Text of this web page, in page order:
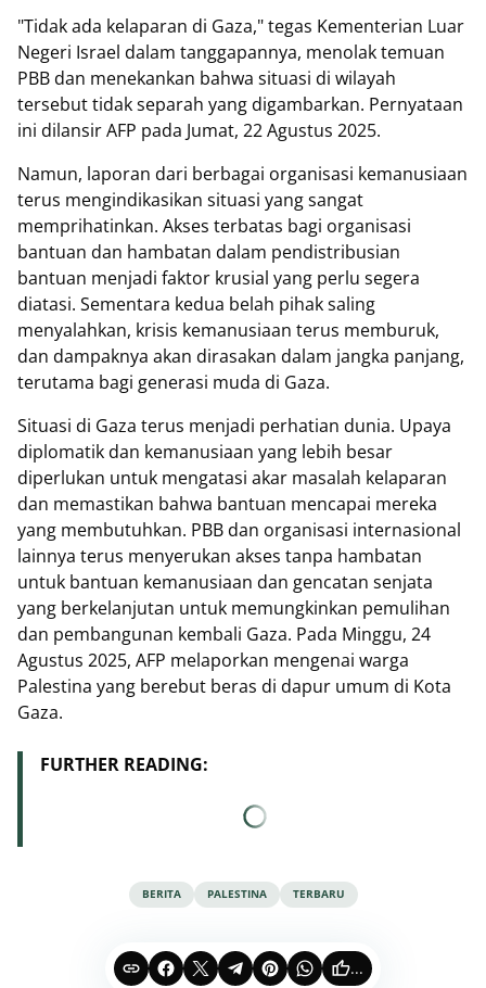
"Tidak ada kelaparan di Gaza," tegas Kementerian Luar
Negeri Israel dalam tanggapannya, menolak temuan
PBB dan menekankan bahwa situasi di wilayah
tersebut tidak separah yang digambarkan. Pernyataan
ini dilansir AFP pada Jumat, 22 Agustus 2025.
Namun, laporan dari berbagai organisasi kemanusiaan
terus mengindikasikan situasi yang sangat
memprihatinkan. Akses terbatas bagi organisasi
bantuan dan hambatan dalam pendistribusian
bantuan menjadi faktor krusial yang perlu segera
diatasi. Sementara kedua belah pihak saling
menyalahkan, krisis kemanusiaan terus memburuk,
dan dampaknya akan dirasakan dalam jangka panjang,
terutama bagi generasi muda di Gaza.
Situasi di Gaza terus menjadi perhatian dunia. Upaya
diplomatik dan kemanusiaan yang lebih besar
diperlukan untuk mengatasi akar masalah kelaparan
dan memastikan bahwa bantuan mencapai mereka
yang membutuhkan. PBB dan organisasi internasional
lainnya terus menyerukan akses tanpa hambatan
untuk bantuan kemanusiaan dan gencatan senjata
yang berkelanjutan untuk memungkinkan pemulihan
dan pembangunan kembali Gaza. Pada Minggu, 24
Agustus 2025, AFP melaporkan mengenai warga
Palestina yang berebut beras di dapur umum di Kota
Gaza.
FURTHER READING:
BERITA PALESTINA TERBARU
...